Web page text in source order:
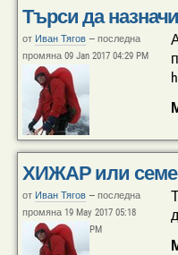
Търси да
от Иван Тягов —последна
промяна 09 Jan 2017 04:29 PM
ХИЖАР или
от Иван Тягов —последна
промяна 19 May 2017 05:18
PM